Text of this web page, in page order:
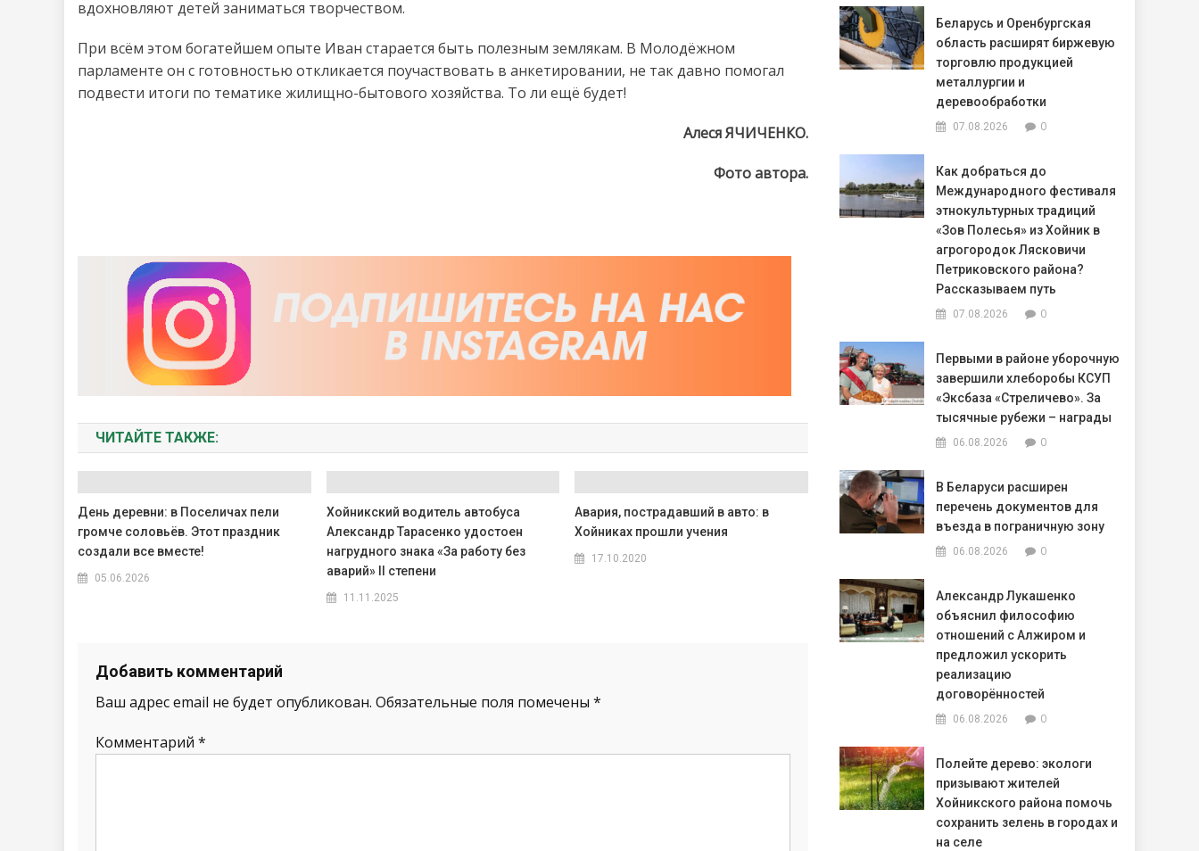
вдохновляют детей заниматься творчеством.
При всём этом богатейшем опыте Иван старается быть полезным землякам. В Молодёжном
парламенте он с готовностью откликается поучаствовать в анкетировании, не так давно помогал
подвести итоги по тематике жилищно-бытового хозяйства. То ли ещё будет!
Алеся ЯЧИЧЕНКО.
Фото автора.
ЧИТАЙТЕ ТАКЖЕ:
День деревни: в Поселичах пели
громче соловьёв. Этот праздник
создали все вместе!
05.06.2026
Хойникский водитель автобуса
Александр Тарасенко удостоен
нагрудного знака «За работу без
аварий» II cтепени
11.11.2025
Авария, пострадавший в авто: в
Хойниках прошли учения
17.10.2020
Добавить комментарий
Ваш адрес email не будет опубликован. Обязательные поля помечены *
Комментарий *
Беларусь и Оренбургская
область расширят биржевую
торговлю продукцией
металлургии и
деревообработки
07.08.2026 0
Как добраться до
Международного фестиваля
этнокультурных традиций
«Зов Полесья» из Хойник в
агрогородок Лясковичи
Петриковского района?
Рассказываем путь
07.08.2026 0
Первыми в районе уборочную
завершили хлеборобы КСУП
«Эксбаза «Стреличево». За
тысячные рубежи – награды
06.08.2026 0
В Беларуси расширен
перечень документов для
въезда в пограничную зону
06.08.2026 0
Александр Лукашенко
объяснил философию
отношений с Алжиром и
предложил ускорить
реализацию
договорённостей
06.08.2026 0
Полейте дерево: экологи
призывают жителей
Хойникского района помочь
сохранить зелень в городах и
на селе